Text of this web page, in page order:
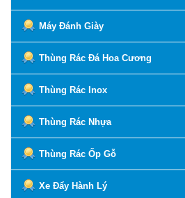
Máy Đánh Giày
Thùng Rác Đá Hoa Cương
Thùng Rác Inox
Thùng Rác Nhựa
Thùng Rác Ốp Gỗ
Xe Đẩy Hành Lý